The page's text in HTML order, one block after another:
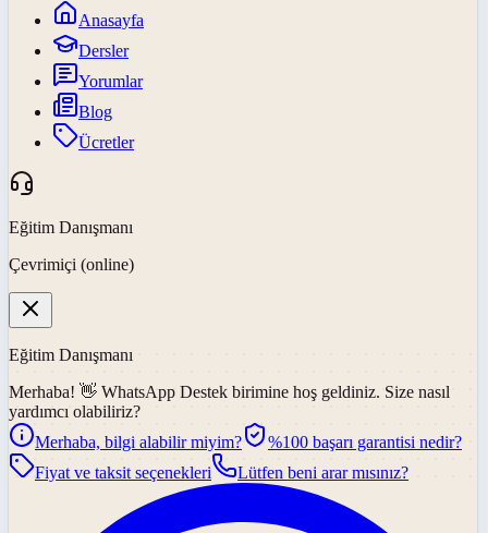
Anasayfa
Dersler
Yorumlar
Blog
Ücretler
Eğitim Danışmanı
Çevrimiçi (online)
Eğitim Danışmanı
Merhaba! 👋 WhatsApp Destek birimine hoş geldiniz. Size nasıl
yardımcı olabiliriz?
Merhaba, bilgi alabilir miyim?
%100 başarı garantisi nedir?
Fiyat ve taksit seçenekleri
Lütfen beni arar mısınız?